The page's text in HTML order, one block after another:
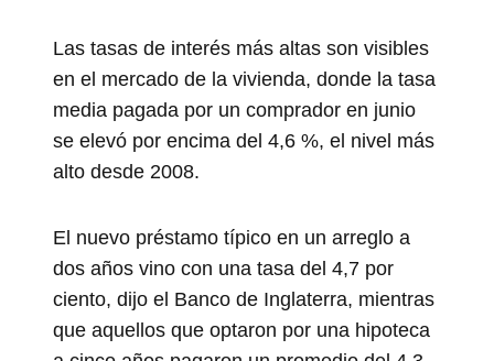
Las tasas de interés más altas son visibles
en el mercado de la vivienda, donde la tasa
media pagada por un comprador en junio
se elevó por encima del 4,6 %, el nivel más
alto desde 2008.
El nuevo préstamo típico en un arreglo a
dos años vino con una tasa del 4,7 por
ciento, dijo el Banco de Inglaterra, mientras
que aquellos que optaron por una hipoteca